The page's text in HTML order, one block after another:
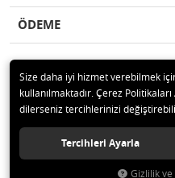
ÖDEME
© 2020 GKN STORE TEMİZLİK
Size daha iyi hizmet verebilmek
kullanılmaktadır. Çerez
dilerseniz tercihlerinizi
Tercihleri Ayarla
Gizlilik ve